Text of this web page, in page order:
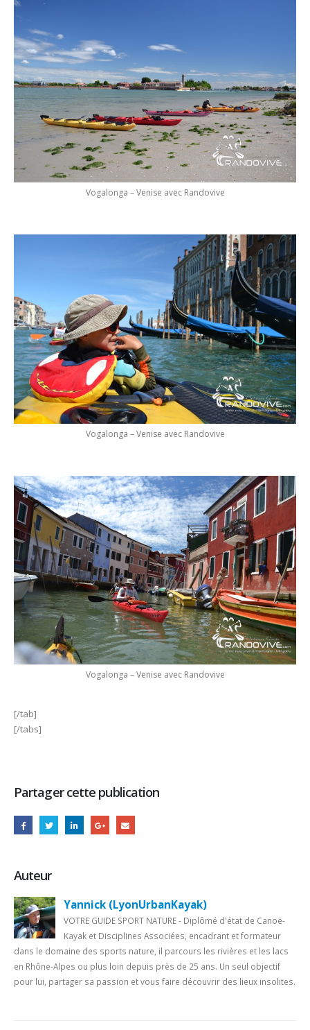
Vogalonga – Venise avec Randovive
Vogalonga – Venise avec Randovive
Vogalonga – Venise avec Randovive
[/tab]
[/tabs]
Partager cette publication
Auteur
Yannick (LyonUrbanKayak)
VOTRE GUIDE SPORT NATURE - Diplômé d'état de Canoë-
Kayak et Disciplines Associées, encadrant et formateur
dans le domaine des sports nature, il parcours les rivières et les lacs
en Rhône-Alpes ou plus loin depuis près de 25 ans. Un seul objectif
pour lui, partager sa passion et vous faire découvrir des lieux insolites.